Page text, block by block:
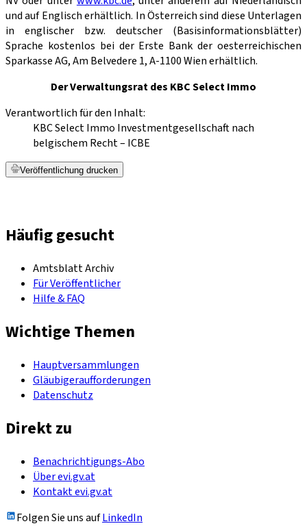
und auf Englisch erhältlich. In Österreich sind diese Unterlagen
in englischer bzw. deutscher (Basisinformationsblätter)
Sprache kostenlos bei der Erste Bank der oesterreichischen
Sparkasse AG, Am Belvedere 1, A-1100 Wien erhältlich.
Der Verwaltungsrat des KBC Select Immo
Verantwortlich für den Inhalt:
KBC Select Immo Investmentgesellschaft nach
belgischem Recht – ICBE
Veröffentlichung drucken
Häufig gesucht
Amtsblatt Archiv
Für Veröffentlicher
Hilfe & FAQ
Wichtige Themen
Hauptversammlungen
Gläubigeraufforderungen
Datenschutz
Direkt zu
Benachrichtigungs-Abo
Über evi.gv.at
Kontakt evi.gv.at
Folgen Sie uns aufLinkedIn